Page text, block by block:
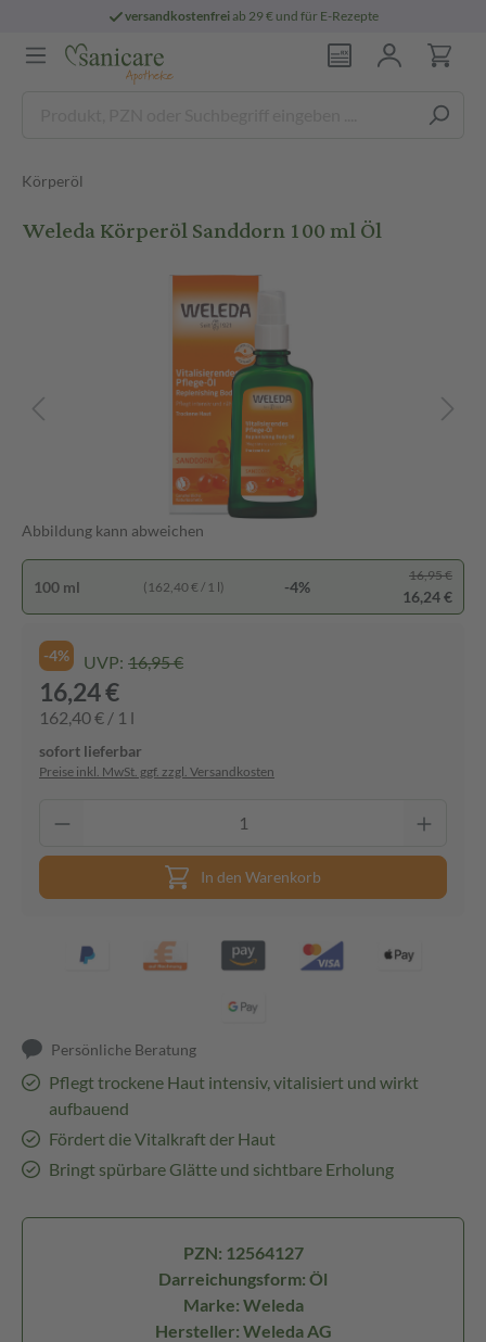
versandkostenfreiab 29 € und für E-Rezepte
Körperöl
Weleda Körperöl Sanddorn 100 ml Öl
Abbildung kann abweichen
100 ml (162,40 € / 1 l) -4%
16,95 €
16,24 €
-4% UVP: 16,95 €
16,24 €
162,40 € / 1 l
sofort lieferbar
Preise inkl. MwSt. ggf. zzgl. Versandkosten
In den Warenkorb
Persönliche Beratung
Pflegt trockene Haut intensiv, vitalisiert und wirkt
aufbauend
Fördert die Vitalkraft der Haut
Bringt spürbare Glätte und sichtbare Erholung
PZN: 12564127
Darreichungsform: Öl
Marke: Weleda
Hersteller: Weleda AG